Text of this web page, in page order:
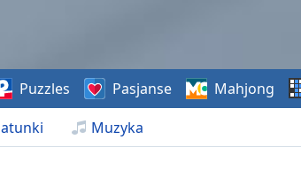
Muzyka
Puzzles Pasjanse Mahjong